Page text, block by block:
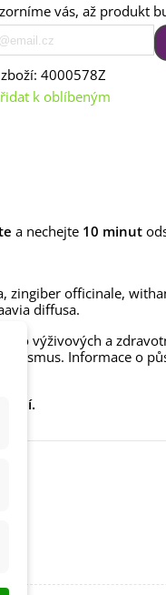
vás, až produkt
4000578Z
k oblíbeným
a nechejte 10 minut
zingiber officinale,
diffusa.
, o výživových a
Informace o